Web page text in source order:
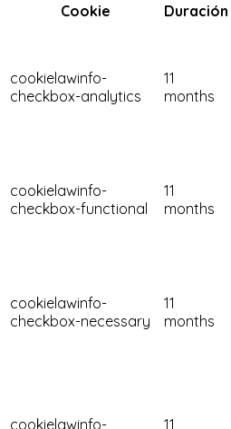
Cookie
Duración
cookielawinfo-
checkbox-analytics
11
months
cookielawinfo-
checkbox-functional
11
months
cookielawinfo-
checkbox-necessary
11
months
cookielawinfo-
11